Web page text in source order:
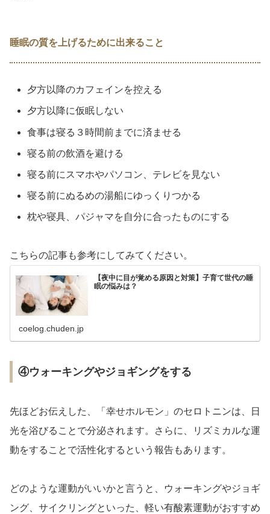
睡眠の質を上げるために出来ること
夕方以降のカフェインを控える
夕方以降に仮眠しない
食事は寝る３時間前までに済ませる
寝る前の飲酒を避ける
寝る前にスマホやパソコン、テレビを見ない
寝る前にぬるめの湯船にゆっくりつかる
枕や寝具、パジャマを自分に合ったものにする
こちらの記事も参考にしてみてください。
【夜中に目が覚める原因と対策】子育て世代の睡
眠の悩みは？
coelog.chuden.jp
④ウォーキングやジョギングをする
先ほどお伝えした、「幸せホルモン」のセロトニンは、日
光を浴びることで分泌されます。さらに、リズミカルな運
動をすることで活性化するという報告もあります。
どのような運動がいいかと言うと、ウォーキングやジョギ
ング、サイクリングといった、軽い有酸素運動がおすすめ